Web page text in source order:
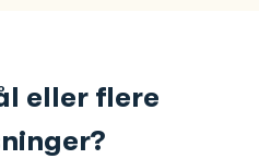
eller flere